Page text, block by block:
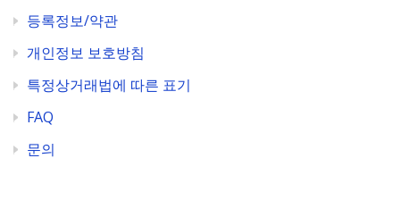
등록정보/약관
개인정보 보호방침
특정상거래법에 따른 표기
FAQ
문의